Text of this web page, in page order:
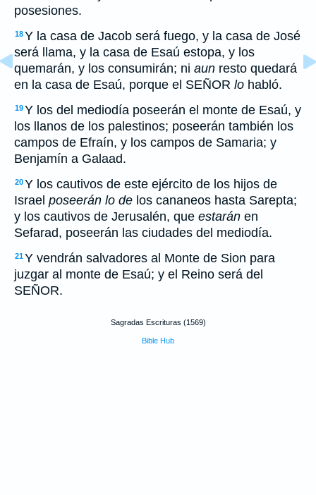
posesiones.
18Y la casa de Jacob será fuego, y la casa de José
será llama, y la casa de Esaú estopa, y los
quemarán, y los consumirán; ni aun resto quedará
en la casa de Esaú, porque el SEÑOR lo habló.
19Y los del mediodía poseerán el monte de Esaú, y
los llanos de los palestinos; poseerán también los
campos de Efraín, y los campos de Samaria; y
Benjamín a Galaad.
20Y los cautivos de este ejército de los hijos de
Israel poseerán lo de los cananeos hasta Sarepta;
y los cautivos de Jerusalén, que estarán en
Sefarad, poseerán las ciudades del mediodía.
21Y vendrán salvadores al Monte de Sion para
juzgar al monte de Esaú; y el Reino será del
SEÑOR.
Sagradas Escrituras (1569)
Bible Hub